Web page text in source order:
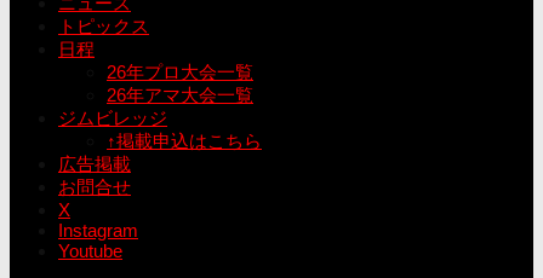
トピックス
日程
26年プロ大会一覧
26年アマ大会一覧
ジムビレッジ
↑掲載申込はこちら
広告掲載
お問合せ
X
Instagram
Youtube